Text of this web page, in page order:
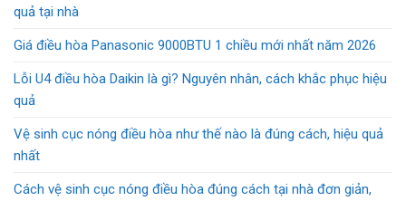
quả tại nhà
Giá điều hòa Panasonic 9000BTU 1 chiều mới nhất năm 2026
Lỗi U4 điều hòa Daikin là gì? Nguyên nhân, cách khắc phục hiệu
quả
Vệ sinh cục nóng điều hòa như thế nào là đúng cách, hiệu quả
nhất
Cách vệ sinh cục nóng điều hòa đúng cách tại nhà đơn giản,